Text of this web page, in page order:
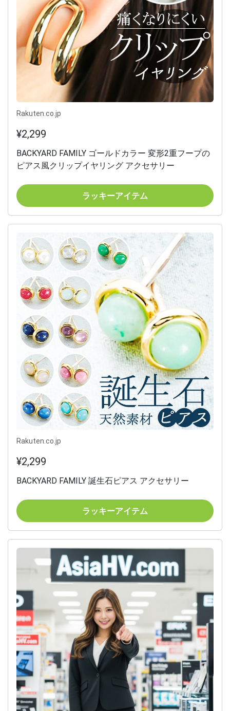
Rakuten.co.jp
¥2,299
BACKYARD FAMILY ゴールドカラー 変形2重フープの
ピアス風クリップイヤリング アクセサリー
ラッキーアイテム
Rakuten.co.jp
¥2,299
BACKYARD FAMILY 誕生石ピアス アクセサリー
ラッキーアイテム